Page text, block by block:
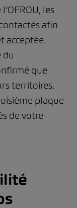
les
afin
acceptée.
du
que
territoires.
plaque
de votre